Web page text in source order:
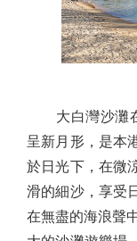
大白灣沙灘在
呈新月形，是本
於日光下，在微
滑的細沙，享受
在無盡的海浪聲